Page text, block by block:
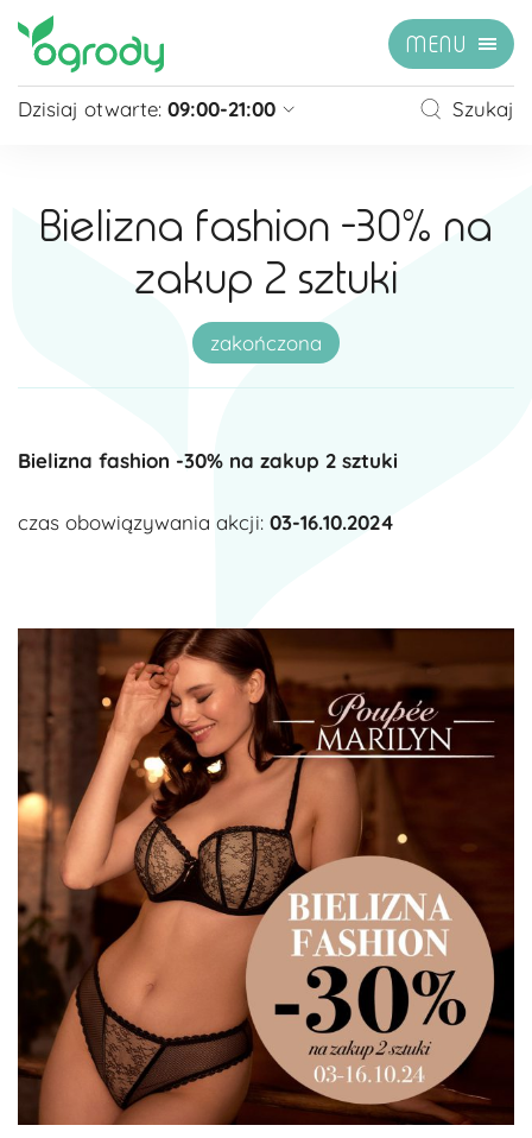
MENU
Dzisiaj otwarte: 09:00-21:00
Niedziela
zamknięte
Niedziela handlowa
10:00 - 20:00
zobacz więcej »
Szukaj
Bielizna fashion -30% na
zakup 2 sztuki
zakończona
Bielizna fashion -30% na zakup 2 sztuki
czas obowiązywania akcji: 03-16.10.2024